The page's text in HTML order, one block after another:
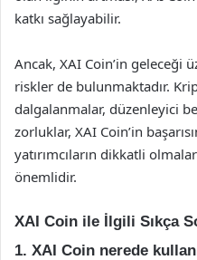
katkı sağlayabilir.
Ancak, XAI Coin’in geleceği
riskler de bulunmaktadır.
dalgalanmalar, düzenleyici
zorluklar, XAI Coin’in
yatırımcıların dikkatli
önemlidir.
XAI Coin ile İlgili Sıkça
1. XAI Coin nerede